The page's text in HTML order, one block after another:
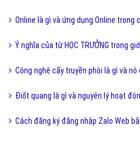
Online là gì và ứng dụng Online trong
Ý nghĩa của từ HỌC TRƯỞNG trong
Công nghệ cấy truyền phôi là gì và
Điốt quang là gì và nguyên lý hoạt
Cách đăng ký đăng nhập Zalo Web